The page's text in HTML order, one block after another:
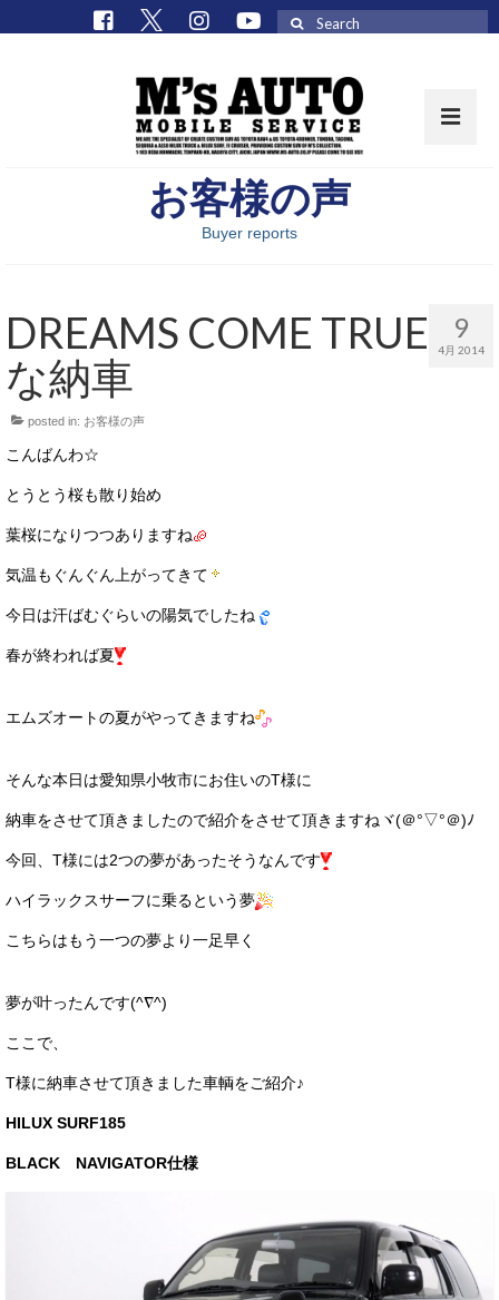
取扱車種一覧
M’sCollectionパーツ一覧
エムズオート
M’sCollection
買取のご案内
店舗情報
店舗情報
スタッフ紹介
ニュース
メールフォーム
電話はこちら
お客様の声
Buyer reports
9
4月 2014
DREAMS COME TRUE
な納車
posted in: お客様の声
こんばんわ☆
とうとう桜も散り始め
葉桜になりつつありますね
気温もぐんぐん上がってきて
今日は汗ばむぐらいの陽気でしたね
春が終われば夏
エムズオートの夏がやってきますね
そんな本日は愛知県小牧市にお住いのT様に
納車をさせて頂きましたので紹介をさせて頂きますねヾ(＠°▽°＠)ﾉ
今回、T様には2つの夢があったそうなんです
ハイラックスサーフに乗るという夢
こちらはもう一つの夢より一足早く
夢が叶ったんです(^∇^)
ここで、
T様に納車させて頂きました車輌をご紹介♪
HILUX SURF185
BLACK NAVIGATOR仕様